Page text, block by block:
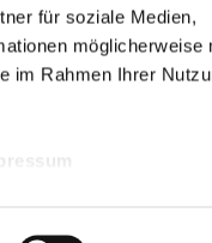
für soziale Medien,
möglicherweise
im Rahmen Ihrer